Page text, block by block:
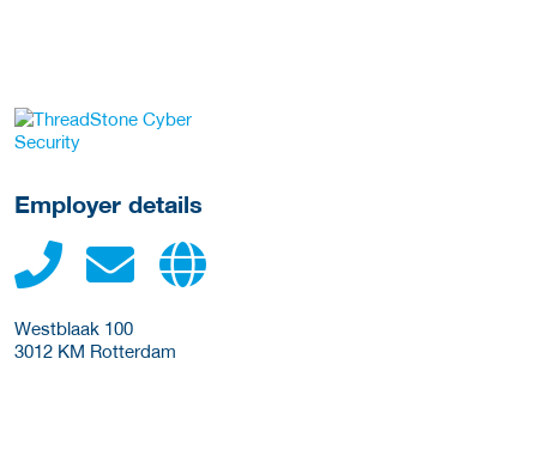
go to website
Employer details
Westblaak 100
3012 KM Rotterdam